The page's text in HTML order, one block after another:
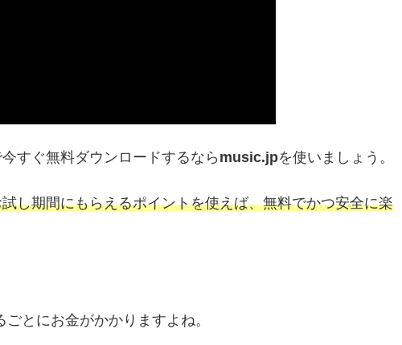
すぐ無料ダウンロードするなら music.jpを使いましょう。
し期間にもらえるポイントを使えば、無料でかつ安全に楽
とにお金がかかりますよね。